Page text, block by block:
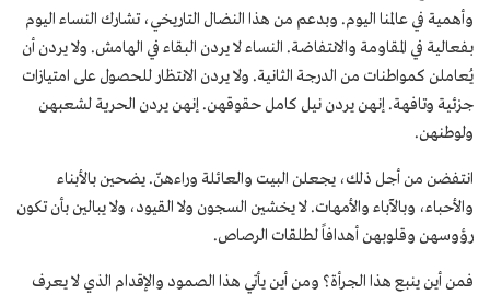
وأهمية في عالمنا الیوم. وبدعم من هذا النضال التاريخي، تشارك النساء اليوم
بفعالية في المقاومة والانتفاضة. النساء لا يردن البقاء في الهامش. ولا يردن أن
يُعاملن كمواطنات من الدرجة الثانية. ولا يردن الانتظار للحصول على امتيازات
جزئية وتافهة. إنهن يردن نيل كامل حقوقهن. إنهن يردن الحرية لشعبهن
ولوطنهن.
انتفضن من أجل ذلك، یجعلن البيت والعائلة وراءهنّ. يضحين بالأبناء
والأحباء، وبالآباء والأمهات. لا يخشين السجون ولا القيود، ولا يبالين بأن تكون
رؤوسهن وقلوبهن أهدافاً لطلقات الرصاص.
فمن أين ینبع هذا الجرأة؟ ومن أين يأتي هذا الصمود والإقدام الذي لا يعرف